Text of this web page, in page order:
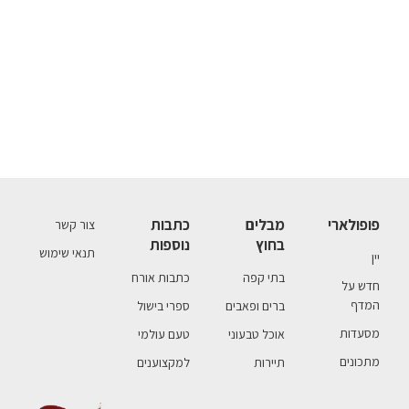
פופולארי
יין
חדש על
המדף
מסעדות
מתכונים
מבלים
בחוץ
בתי קפה
ברים ופאבים
אוכל טבעוני
תיירות
כתבות
נוספות
כתבות אורח
ספרי בישול
טעם עולמי
למקצוענים
צור קשר
תנאי שימוש